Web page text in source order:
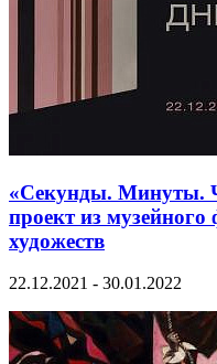
«Секунды. Минуты.
проект из
художеств
22.12.2021 - 30.01.2022